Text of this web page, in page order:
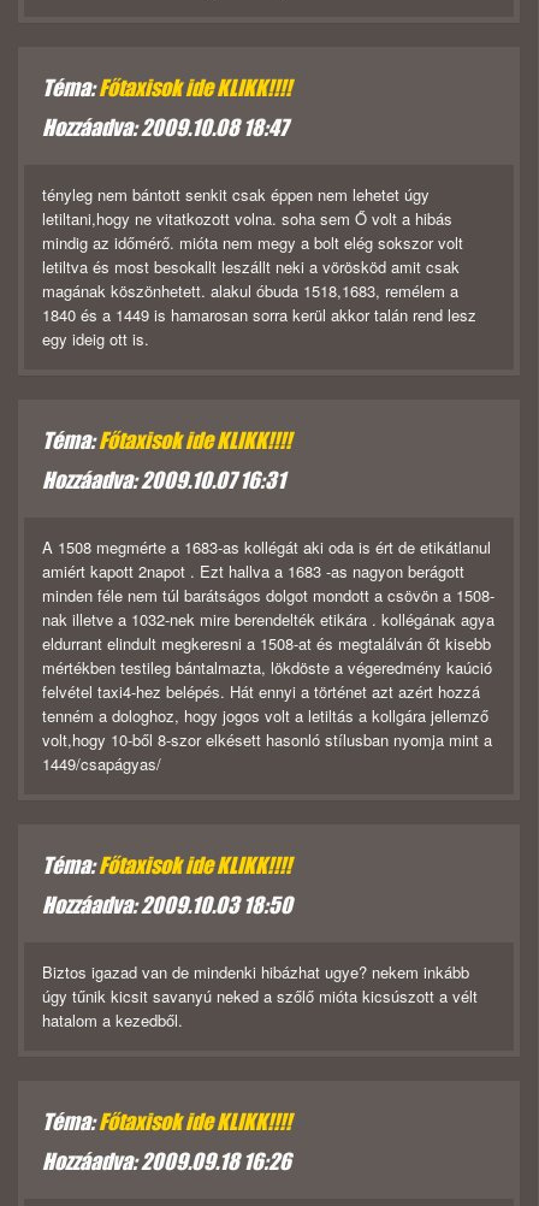
Téma:Főtaxisok ide KLIKK!!!!
Hozzáadva: 2009.10.08 18:47
tényleg nem bántott senkit csak éppen nem lehetet úgy
letiltani,hogy ne vitatkozott volna. soha sem Ő volt a hibás
mindig az időmérő. mióta nem megy a bolt elég sokszor volt
letiltva és most besokallt leszállt neki a vörösköd amit csak
magának köszönhetett. alakul óbuda 1518,1683, remélem a
1840 és a 1449 is hamarosan sorra kerül akkor talán rend lesz
egy ideig ott is.
Téma:Főtaxisok ide KLIKK!!!!
Hozzáadva: 2009.10.07 16:31
A 1508 megmérte a 1683-as kollégát aki oda is ért de etikátlanul
amiért kapott 2napot . Ezt hallva a 1683 -as nagyon berágott
minden féle nem túl barátságos dolgot mondott a csövön a 1508-
nak illetve a 1032-nek mire berendelték etikára . kollégának agya
eldurrant elindult megkeresni a 1508-at és megtalálván őt kisebb
mértékben testileg bántalmazta, lökdöste a végeredmény kaúció
felvétel taxi4-hez belépés. Hát ennyi a történet azt azért hozzá
tenném a dologhoz, hogy jogos volt a letiltás a kollgára jellemző
volt,hogy 10-ből 8-szor elkésett hasonló stílusban nyomja mint a
1449/csapágyas/
Téma:Főtaxisok ide KLIKK!!!!
Hozzáadva: 2009.10.03 18:50
Biztos igazad van de mindenki hibázhat ugye? nekem inkább
úgy tűnik kicsit savanyú neked a szőlő mióta kicsúszott a vélt
hatalom a kezedből.
Téma:Főtaxisok ide KLIKK!!!!
Hozzáadva: 2009.09.18 16:26